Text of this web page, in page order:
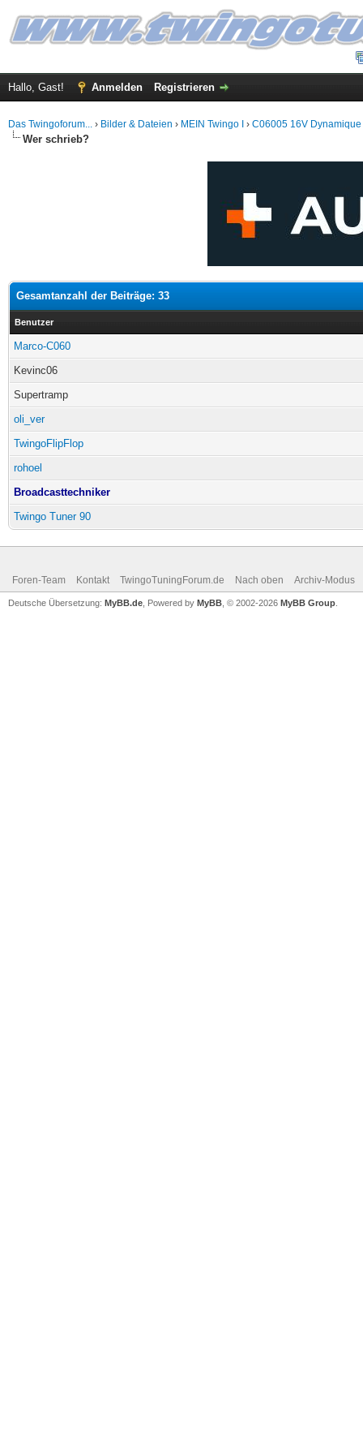
Hallo, Gast! Anmelden Registrieren
Das Twingoforum... › Bilder & Dateien › MEIN Twingo I › C06005 16V Dynamique
Wer schrieb?
Gesamtanzahl der Beiträge: 33
Benutzer
Marco-C060
Kevinc06
Supertramp
oli_ver
TwingoFlipFlop
rohoel
Broadcasttechniker
Twingo Tuner 90
Foren-Team Kontakt TwingoTuningForum.de Nach oben Archiv-Modus
Deutsche Übersetzung: MyBB.de , Powered by MyBB , © 2002-2026 MyBB Group